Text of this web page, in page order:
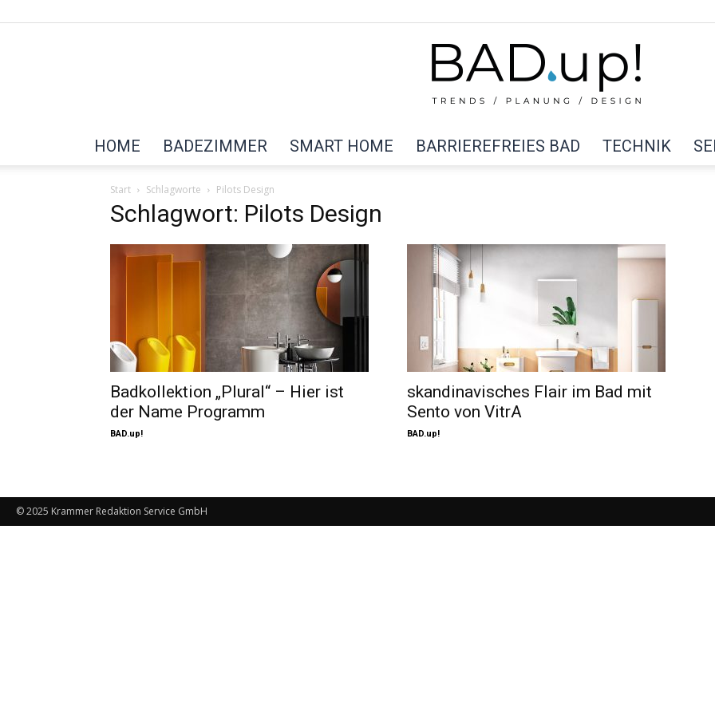
HOME BADEZIMMER SMART HOME BARRIEREFREIES BAD TECHNIK
Start Schlagworte Pilots Design
Schlagwort: Pilots Design
Badkollektion „Plural“ – Hier ist
der Name Programm
BAD.up!
skandinavisches Flair im Bad mit
Sento von VitrA
BAD.up!
© 2025 Krammer Redaktion Service GmbH